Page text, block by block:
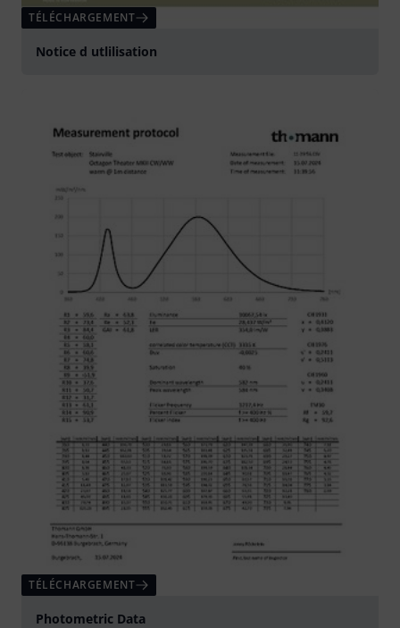
TÉLÉCHARGEMENT
Notice d utlilisation
TÉLÉCHARGEMENT
Photometric Data